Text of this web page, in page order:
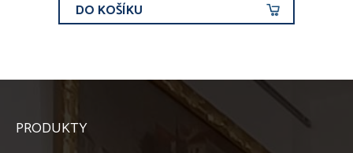
DO KOŠÍKU
PRODUKTY